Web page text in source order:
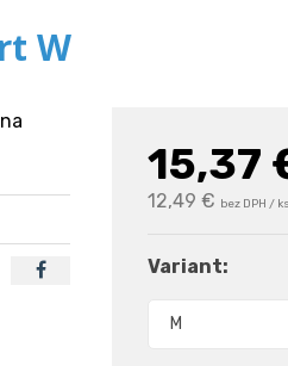
W
15,37
12,49 € bez DPH / ks
Variant:
M